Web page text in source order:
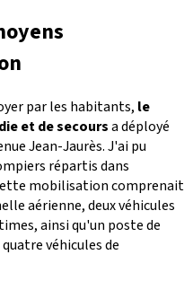
par les habitants, le
et de secoursa déployé
Jean-Jaurès. J'ai pu
répartis dans
mobilisation comprenait
aérienne, deux véhicules
ainsi qu'un poste de
véhicules de